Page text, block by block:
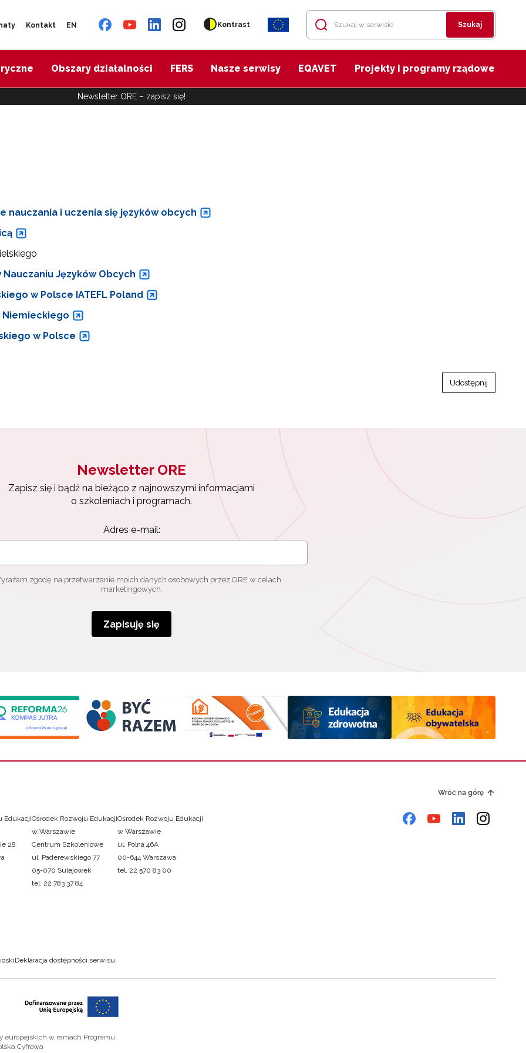
Kontakt EN Kontrast Szukaj
Obszary działalności FERS Nasze serwisy EQAVET Projekty i programy rządowe
Newsletter ORE – zapisz się!
nauczania i uczenia się języków obcych
Języków Obcych
w Polsce IATEFL Poland
Niemieckiego
w Polsce
Udostępnij
Newsletter ORE
Zapisz się i bądź na bieżąco z najnowszymi informacjami
o szkoleniach i programach.
Adres e-mail:
zgodę na przetwarzanie moich danych osobowych przez ORE w celach
marketingowych.
Zapisuję się
Wróć na górę
Edukacji
28
Ośrodek Rozwoju Edukacji
w Warszawie
Centrum Szkoleniowe
ul. Paderewskiego 77
05-070 Sulejówek
tel. 22 783 37 84
Ośrodek Rozwoju Edukacji
w Warszawie
ul. Polna 46A
00-644 Warszawa
tel. 22 570 83 00
Deklaracja dostępności serwisu
europejskich w ramach Programu
Cyfrowa